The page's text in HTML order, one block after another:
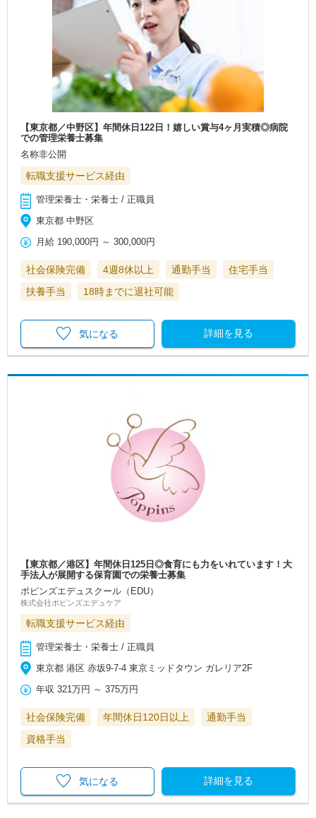
【東京都／中野区】年間休日122日！嬉しい賞与4ヶ月実積◎病院
での管理栄養士募集
名称非公開
転職支援サービス経由
管理栄養士・栄養士 / 正職員
東京都 中野区
月給 190,000円 ～300,000円
社会保険完備 4週8休以上 通勤手当
住宅手当
扶養手当
18時までに退社可能
詳細を見る
気になる
【東京都／港区】年間休日125日◎食育にも力をいれています！大
手法人が展開する保育園での栄養士募集
ポピンズエデュスクール（EDU）
株式会社ポピンズエデュケア
転職支援サービス経由
管理栄養士・栄養士 / 正職員
東京都 港区 赤坂9-7-4 東京ミッドタウン ガレリア2F
年収 321万円 ～375万円
社会保険完備 年間休日120日以上
通勤手当
資格手当
詳細を見る
気になる